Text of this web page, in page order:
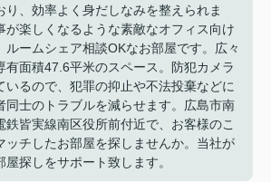
り、効率よく身だしなみを整えられま
が楽しくなるような素敵なオフィス向け
ルームシェア相談OKなお部屋です。広々
有面積47.6平米のスペース。防犯カメラ
いるので、犯罪の抑止や不法投棄などに
同士のトラブルを減らせます。広島市南
鉄皆実線南区役所前付近で、お客様のこ
ッチしたお部屋を探しませんか。当社が
屋探しをサポート致します。